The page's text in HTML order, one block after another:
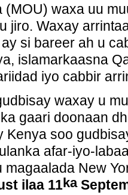
(MOU) waxa uu
jiro. Waxay
si bareer ah u
islamarkaasna
iyo cabbir
waxay u
gaari doonaan
Kenya soo
afar-iyo-
magaalada New
ilaa 11ka